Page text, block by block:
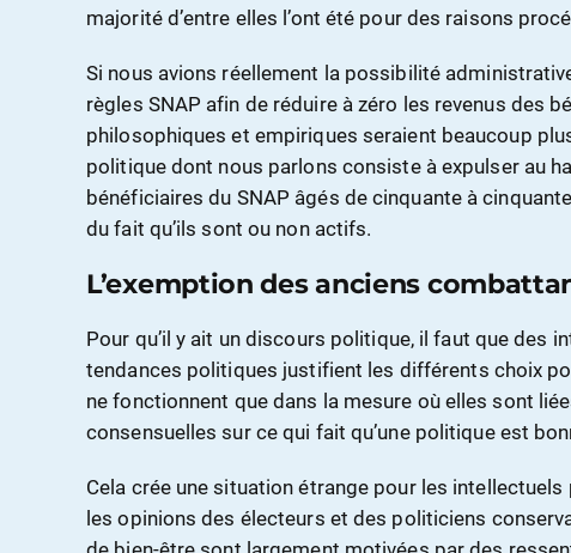
majorité d’entre elles l’ont été pour des raisons
Si nous avions réellement la possibilité
règles SNAP afin de réduire à zéro les revenus des
philosophiques et empiriques seraient beaucoup
politique dont nous parlons consiste à expulser au
bénéficiaires du SNAP âgés de cinquante à
du fait qu’ils sont ou non actifs.
L’exemption des anciens
Pour qu’il y ait un discours politique, il faut que des
tendances politiques justifient les différents choix
ne fonctionnent que dans la mesure où elles sont
consensuelles sur ce qui fait qu’une politique est
Cela crée une situation étrange pour les
les opinions des électeurs et des politiciens